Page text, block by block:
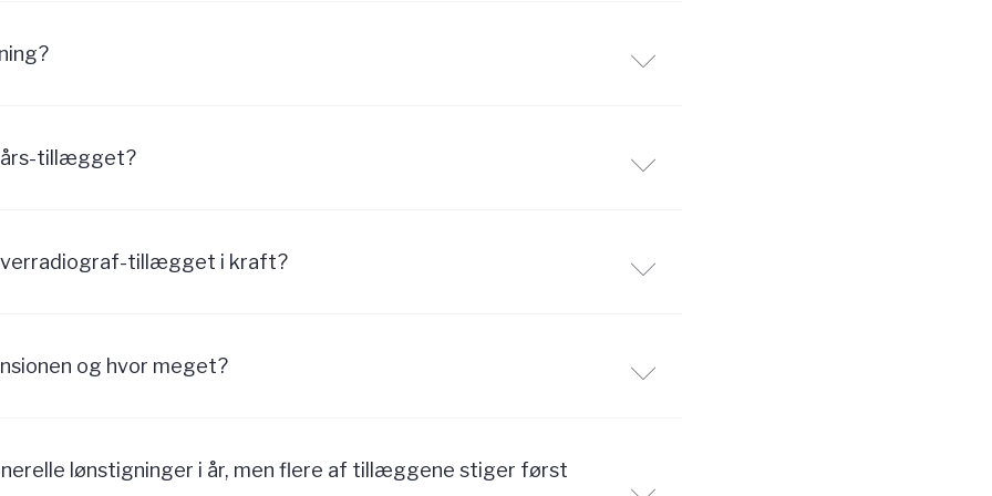
tillægget?
tillægget i kraft?
og hvor meget?
lønstigninger i år, men flere af tillæggene stiger først